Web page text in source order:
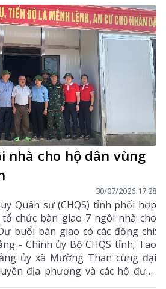
nhà cho hộ dân vùng
30/07/2026 17:28
Quân sự (CHQS) tỉnh phối hợp
chức bàn giao 7 ngôi nhà cho
buổi bàn giao có các đồng chí:
- Chính ủy Bộ CHQS tỉnh; Tao
ủy xã Mường Than cùng đại
địa phương và các hộ được